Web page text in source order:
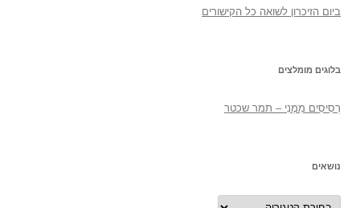
ביום הזיכרון לשואה כל הקישורים
בלוגים מומלצים
רְסִיסִים מִמֶנִי – תמר שכטר
נושאים
נושאים